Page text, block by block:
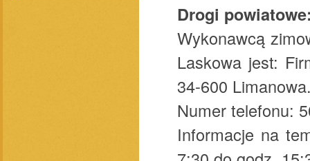
Drogi
Wykonawcą
Laskowa jest:
34-600
Numer telefonu:
Informacje na